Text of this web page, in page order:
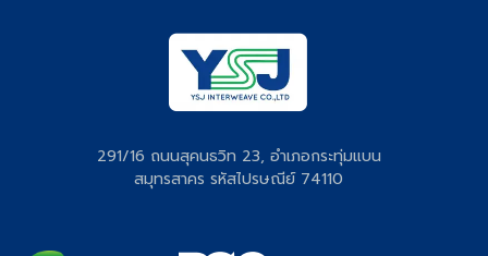
291/16 ถนนสุคนธวิท 23, อำเภอกระทุ่มแบน
สมุทรสาคร รหัสไปรษณีย์ 74110